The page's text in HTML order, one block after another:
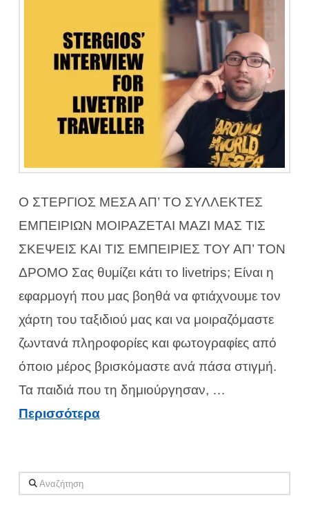
Ο ΣΤΕΡΓΙΟΣ ΜΕΣΑ ΑΠ’ ΤΟ ΣΥΛΛΕΚΤΕΣ
ΕΜΠΕΙΡΙΩΝ ΜΟΙΡΑΖΕΤΑΙ ΜΑΖΙ ΜΑΣ ΤΙΣ
ΣΚΕΨΕΙΣ ΚΑΙ ΤΙΣ ΕΜΠΕΙΡΙΕΣ ΤΟΥ ΑΠ’ ΤΟΝ
ΔΡΟΜΟ Σας θυμίζει κάτι το livetrips; Είναι η
εφαρμογή που μας βοηθά να φτιάχνουμε τον
χάρτη του ταξιδιού μας και να μοιραζόμαστε
ζωντανά πληροφορίες και φωτογραφίες από
όποιο μέρος βρισκόμαστε ανά πάσα στιγμή.
Τα παιδιά που τη δημιούργησαν, …
Περισσότερα
Αναζήτηση